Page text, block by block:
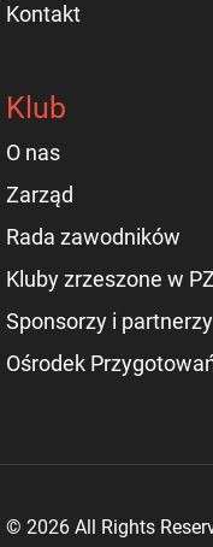
Kontakt
Klub
O nas
Zarząd
Rada zawodników
Kluby zrzeszone w
Sponsorzy i partnerzy
Ośrodek
© 2026 All Rights